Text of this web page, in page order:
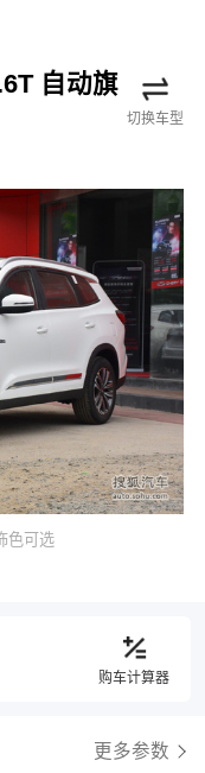
自动旗
切换车型
色可选
购车计算器
更多参数